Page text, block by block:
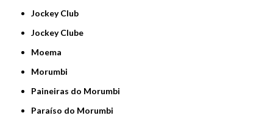
Jockey Club
Jockey Clube
Moema
Morumbi
Paineiras do Morumbi
Paraíso do Morumbi